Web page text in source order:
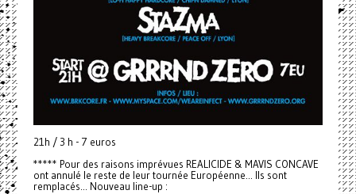
21h / 3 h - 7 euros
***** Pour des raisons imprévues REALICIDE & MAVIS CONCAVE
ont annulé le reste de leur tournée Européenne... Ils sont
remplacés... Nouveau line-up :